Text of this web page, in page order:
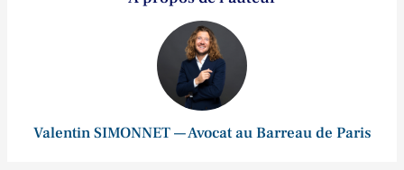
Valentin SIMONNET — Avocat au Barreau de Paris